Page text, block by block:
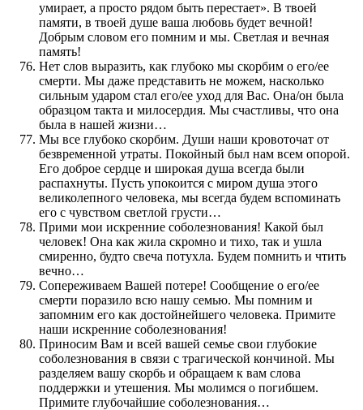
умирает, а просто рядом быть перестает». В твоей
памяти, в твоей душе ваша любовь будет вечной!
Добрым словом его помним и мы. Светлая и вечная
память!
Нет слов выразить, как глубоко мы скорбим о его/ее
смерти. Мы даже представить не можем, насколько
сильным ударом стал его/ее уход для Вас. Она/он была
образцом такта и милосердия. Мы счастливы, что она
была в нашей жизни…
Мы все глубоко скорбим. Души наши кровоточат от
безвременной утраты. Покойный был нам всем опорой.
Его доброе сердце и широкая душа всегда были
распахнуты. Пусть упокоится с миром душа этого
великолепного человека, мы всегда будем вспоминать
его с чувством светлой грусти…
Прими мои искренние соболезнования! Какой был
человек! Она как жила скромно и тихо, так и ушла
смиренно, будто свеча потухла. Будем помнить и чтить
вечно…
Сопереживаем Вашей потере! Сообщение о его/ее
смерти поразило всю нашу семью. Мы помним и
запомним его как достойнейшего человека. Примите
наши искренние соболезнования!
Приносим Вам и всей вашей семье свои глубокие
соболезнования в связи с трагической кончиной. Мы
разделяем вашу скорбь и обращаем к вам слова
поддержки и утешения. Мы молимся о погибшем.
Примите глубочайшие соболезнования…